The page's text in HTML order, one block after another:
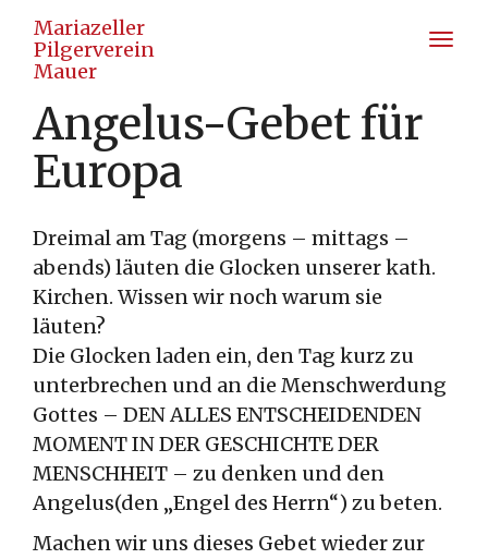
Mariazeller
Pilgerverein
Mauer
Angelus-Gebet für
Europa
Dreimal am Tag (morgens – mittags –
abends) läuten die Glocken unserer kath.
Kirchen. Wissen wir noch warum sie
läuten?
Die Glocken laden ein, den Tag kurz zu
unterbrechen und an die Menschwerdung
Gottes – DEN ALLES ENTSCHEIDENDEN
MOMENT IN DER GESCHICHTE DER
MENSCHHEIT – zu denken und den
Angelus(den „Engel des Herrn“) zu beten.
Machen wir uns dieses Gebet wieder zur